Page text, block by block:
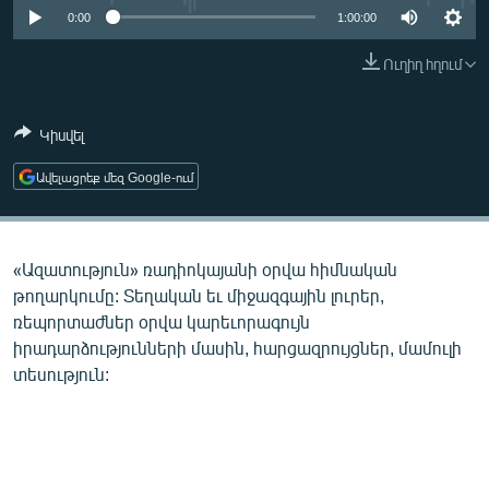
ՄԻՋԱԶԳԱՅԻՆ
ՄԵԿՆԱԲԱՆՈՒԹՅՈՒՆ
ՏՏ ԵՒ ԻՆՏԵՐՆԵՏ
ԿՈՐՈՆԱՎԻՐՈՒՍ
ՏԵՍԱՆՅՈՒԹԵՐ
ԲԱՆԱՎԵՃ
ՁԳՏԵԼՈՎ ԼԱՎԱԳՈՒՅՆԻՆ
0:00 1:00:00
Ուղիղ հղում
Կիսվել
Ավելացրեք մեզ Google-ում
«Ազատություն» ռադիոկայանի օրվա հիմնական
թողարկումը: Տեղական եւ միջազգային լուրեր,
ռեպորտաժներ օրվա կարեւորագույն
իրադարձությունների մասին, հարցազրույցներ, մամուլի
տեսություն: